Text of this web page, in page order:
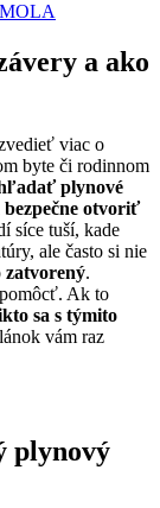
a ako
viac o
byte či rodinnom
plynové
bezpečne otvoriť
síce tuší, kade
ale často si nie
zatvorený.
Ak to
sa s týmito
vám raz
plynový